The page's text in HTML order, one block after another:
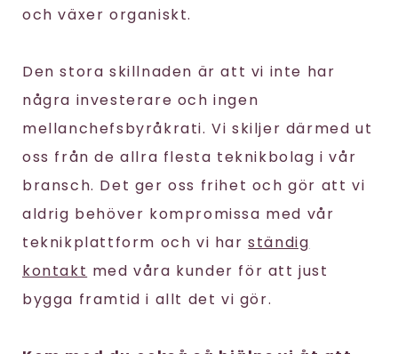
och växer organiskt.
Den stora skillnaden är att vi inte har
några investerare och ingen
mellanchefsbyråkrati. Vi skiljer därmed ut
oss från de allra flesta teknikbolag i vår
bransch. Det ger oss frihet och gör att vi
aldrig behöver kompromissa med vår
teknikplattform och vi harständig
kontakt med våra kunder för att just
bygga framtid i allt det vi gör.